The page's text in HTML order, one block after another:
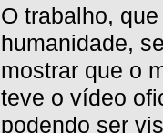
O trabalho,
humanidade,
mostrar que o
teve o vídeo
podendo ser